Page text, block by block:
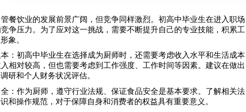
餐饮业的发展前景广阔，但竞争同样激烈。初高中毕业生在进入职场
争压力。为了应对这一挑战，需要不断提升自己的专业技能，积累工
象。
：初高中毕业生在选择成为厨师时，还需要考虑收入水平和生活成本
相对较高，但也需要考虑到工作强度、工作时间等因素。建议在做出
研和个人财务状况评估。
：作为厨师，遵守行业法规、保证食品安全是基本要求。了解相关法
和操作规范，对于保障自身和消费者的权益具有重要意义。